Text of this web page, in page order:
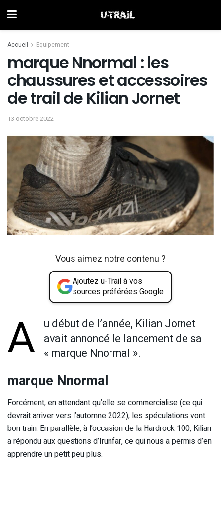
Accueil Equipement
marque Nnormal : les
chaussures et accessoires
de trail de Kilian Jornet
13 octobre 2022
Vous aimez notre contenu ?
Ajoutez u-Trail à vos
sources préférées Google
A u début de l’année, Kilian Jornet
avait annoncé le lancement de sa
« marque Nnormal ».
marque Nnormal
Forcément, en attendant qu’elle se commercialise (ce qui
devrait arriver vers l’automne 2022), les spéculations vont
bon train. En parallèle, à l’occasion de la Hardrock 100, Kilian
a répondu aux questions d’Irunfar, ce qui nous a permis d’en
apprendre un petit peu plus.